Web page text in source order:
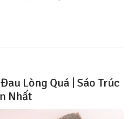
Lòng Quá | Sáo Trúc
Nhất